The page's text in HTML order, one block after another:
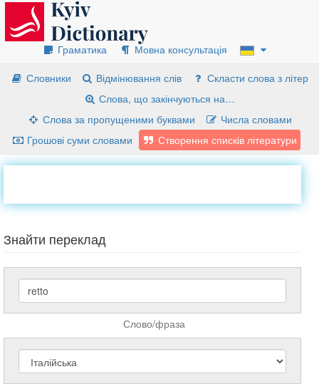
Граматика
Мовна консультація
Словники
Відмінювання слів
Скласти слова з літер
Слова, що закінчуються на…
Слова за пропущеними буквами
Числа словами
Грошові суми словами
Створення списків літератури
Знайти переклад
Слово/фраза